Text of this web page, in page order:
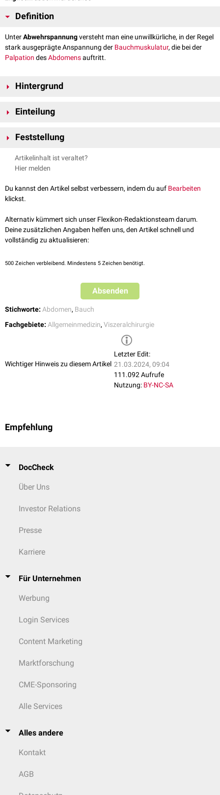
Definition
UnterAbwehrspannungversteht man eine unwillkürliche, in der Regel
stark ausgeprägte Anspannung der Bauchmuskulatur, die bei der
Palpation desAbdomensauftritt.
Hintergrund
(Bauchfells) beiEntzündungsprozessen
Abdomen bezeichnet wird.
Einteilung
generalisierte Abwehrspannung
Feststellung
Die Abwehrspannung wird manuell durch Palpation des Abdomens
festgestellt. Bei einer lokalisierten Abwehrspannung ist nur ein
Abwehrspannung betrifft das
gesamte
Abdomen.
Bei Kindern, sowie bei älteren oder
Benzodiazepine,Muskelrelaxantien,Analgetikaund andere
Medikamente können die Abwehrspannung reduzieren und dadurch die
Diagnose eines akuten Abdomens verschleiern.
Artikelinhalt ist veraltet?
Hier melden
Du kannst den Artikel selbst verbessern, indem du auf Bearbeiten
klickst.
Alternativ kümmert sich unser Flexikon-Redaktionsteam darum.
Deine zusätzlichen Angaben helfen uns, den Artikel schnell und
vollständig zu aktualisieren:
500 Zeichen verbleibend. Mindestens 5 Zeichen benötigt.
Absenden
Stichworte: Abdomen, Bauch
Fachgebiete: Allgemeinmedizin, Viszeralchirurgie
Wichtiger Hinweis zu diesem Artikel
Letzter Edit:
21.03.2024, 09:04
111.092 Aufrufe
Nutzung: BY-NC-SA
Empfehlung
DocCheck
Über Uns
Investor Relations
Presse
Karriere
Für Unternehmen
Werbung
Login Services
Content Marketing
Marktforschung
CME-Sponsoring
Alle Services
Alles andere
Kontakt
AGB